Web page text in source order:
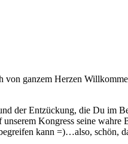
ganzem Herzen
der Entzückung, die Du im
Kongress seine
kann =)…also, schön,